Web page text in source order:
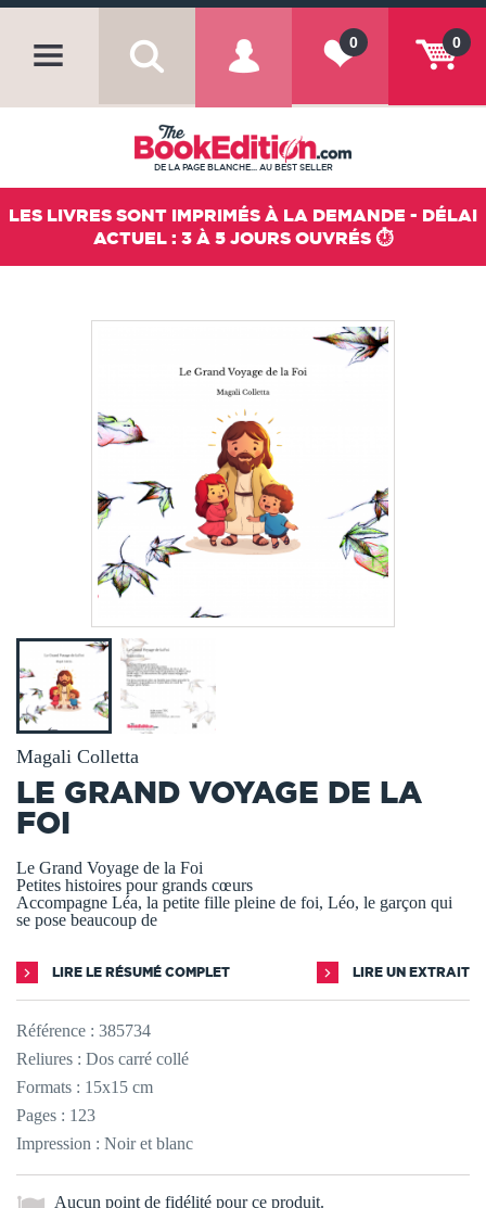
0
0
DE LA PAGE BLANCHE... AU BEST SELLER
LES LIVRES SONT IMPRIMÉS À LA DEMANDE - DÉLAI
ACTUEL : 3 À 5 JOURS OUVRÉS ⏱️
Magali Colletta
LE GRAND VOYAGE DE LA
FOI
Le Grand Voyage de la Foi
Petites histoires pour grands cœurs
Accompagne Léa, la petite fille pleine de foi, Léo, le garçon qui
se pose beaucoup de
LIRE LE RÉSUMÉ COMPLET LIRE UN EXTRAIT
Référence : 385734
Reliures : Dos carré collé
Formats : 15x15 cm
Pages : 123
Impression : Noir et blanc
Aucun point de fidélité pour ce produit.